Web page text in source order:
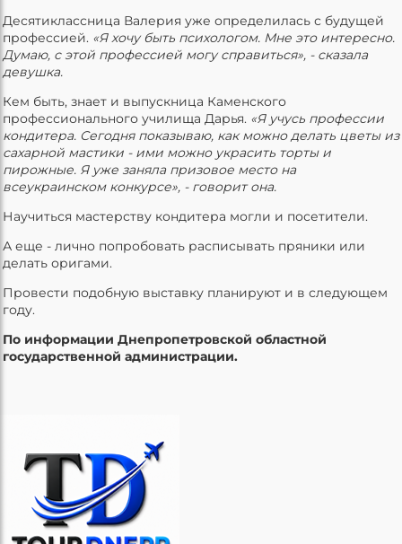
Десятиклассница Валерия уже определилась с будущей
профессией. «Я хочу быть психологом. Мне это интересно.
Думаю, с этой профессией могу справиться», - сказала
девушка.
Кем быть, знает и выпускница Каменского
профессионального училища Дарья. «Я учусь профессии
кондитера. Сегодня показываю, как можно делать цветы из
сахарной мастики - ими можно украсить торты и
пирожные. Я уже заняла призовое место на
всеукраинском конкурсе», - говорит она.
Научиться мастерству кондитера могли и посетители.
А еще - лично попробовать расписывать пряники или
делать оригами.
Провести подобную выставку планируют и в следующем
году.
По информации Днепропетровской областной
государственной администрации.